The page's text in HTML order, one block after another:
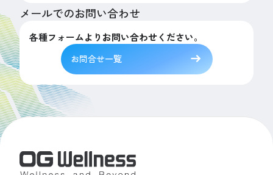
メールでのお問い合わせ
各種フォームよりお問い合わせください。
お問合せ一覧